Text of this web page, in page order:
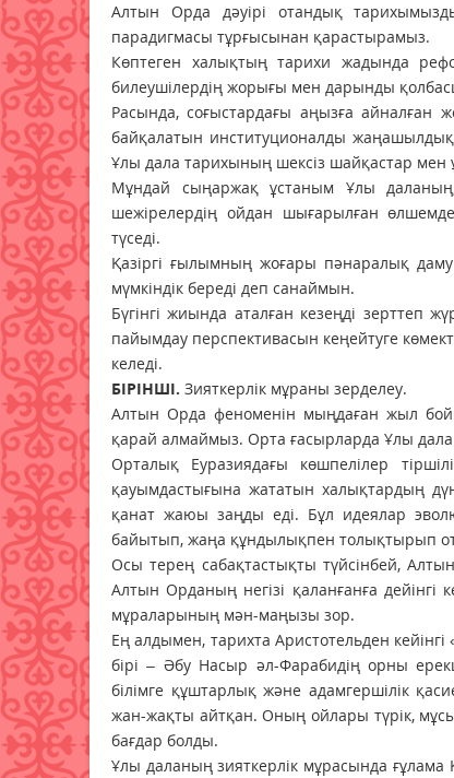
Алтын Орда дәуірі отандық
парадигмасы тұрғысынан қарастырамыз.
Көптеген халықтың тарихи жадында
билеушілердің жорығы мен дарынды
Расында, соғыстардағы аңызға айналған
байқалатын институционалды
Ұлы дала тарихының шексіз шайқастар мен
Мұндай сыңаржақ ұстаным Ұлы
шежірелердің ойдан шығарылған
түседі.
Қазіргі ғылымның жоғары пәнаралық даму
мүмкіндік береді деп санаймын.
Бүгінгі жиында аталған кезеңді
пайымдау перспективасын кеңейтуге
келеді.
БІРІНШІ. Зияткерлік мұраны зерделеу.
Алтын Орда феноменін мыңдаған жыл бойы
қарай алмаймыз. Орта ғасырларда Ұлы
Орталық Еуразиядағы көшпелілер
қауымдастығына жататын халықтардың
қанат жаюы заңды еді. Бұл идеялар
байытып, жаңа құндылықпен толықтырып
Осы терең сабақтастықты түйсінбей,
Алтын Орданың негізі қаланғанға
мұраларының мән-маңызы зор.
Ең алдымен, тарихта Аристотельден
бірі – Әбу Насыр әл-Фарабидің орны
білімге құштарлық және адамгершілік
жан-жақты айтқан. Оның ойлары түрік,
бағдар болды.
Ұлы даланың зияткерлік мұрасында